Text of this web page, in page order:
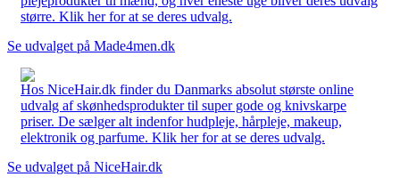
større. Klik her for at se deres udvalg.
Se udvalget på Made4men.dk
Hos NiceHair.dk finder du Danmarks absolut største online
udvalg af skønhedsprodukter til super gode og knivskarpe
priser. De sælger alt indenfor hudpleje, hårpleje, makeup,
elektronik og parfume. Klik her for at se deres udvalg.
Se udvalget på NiceHair.dk